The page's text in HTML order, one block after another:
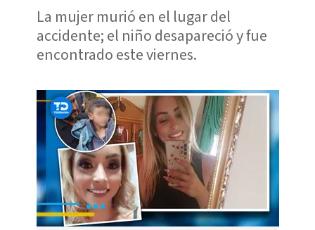
La mujer murió en el lugar del
accidente; el niño desapareció y fue
encontrado este viernes.